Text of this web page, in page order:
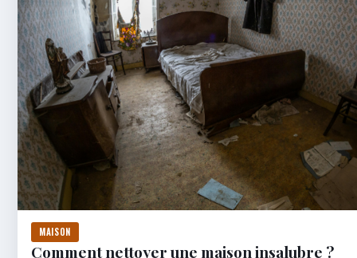
MAISON
Comment nettoyer une maison insalubre ?